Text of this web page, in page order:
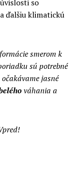
so
ďalšiu klimatickú
smerom k
sú potrebné
očakávame jasné
váhania a